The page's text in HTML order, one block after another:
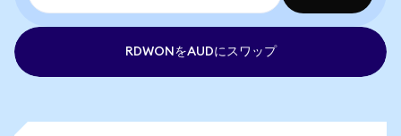
RDWONをAUDにスワップ